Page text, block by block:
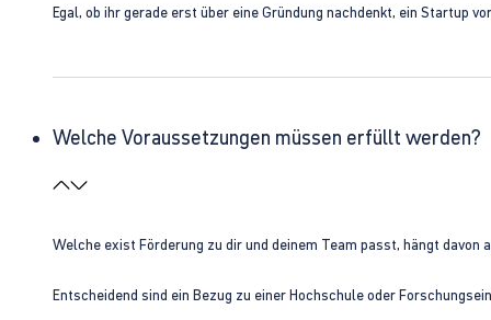
Egal, ob ihr gerade erst über eine Gründung nachdenkt, ein Startup
Welche Voraussetzungen müssen erfüllt werden?
Welche exist Förderung zu dir und deinem Team passt, hängt
Entscheidend sind ein Bezug zu einer Hochschule oder